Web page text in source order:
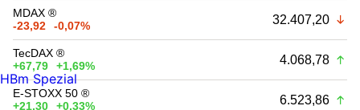
MDAX ®
-23,92
-0,07% 32.407,20
TecDAX ®
+67,79
+1,69% 4.068,78
E-STOXX 50 ®
+21,30
+0,33% 6.523,86
HBm Spezial